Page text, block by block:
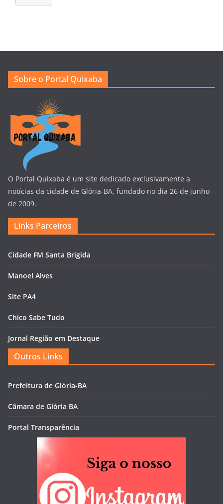
Sobre o Portal Quixaba
O Portal Quixaba é um site dedicado exclusivamente a
notícias da cidade de Glória-BA, fundado no dia 26 de junho
de 2009.
Links Parceiros
Cidade FM Santa Brigida
Manoel Alves
Site PA4
Chico Sabe Tudo
Jornal Região em Destaque
Outros Links
Prefeitura de Glória-BA
Câmara de Glória BA
Portal Transparência